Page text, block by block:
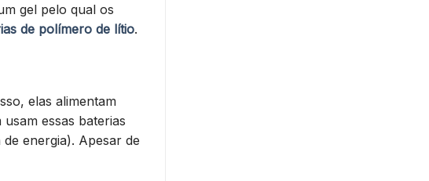
gel pelo qual os
de polímero de lítio.
elas alimentam
essas baterias
energia). Apesar de